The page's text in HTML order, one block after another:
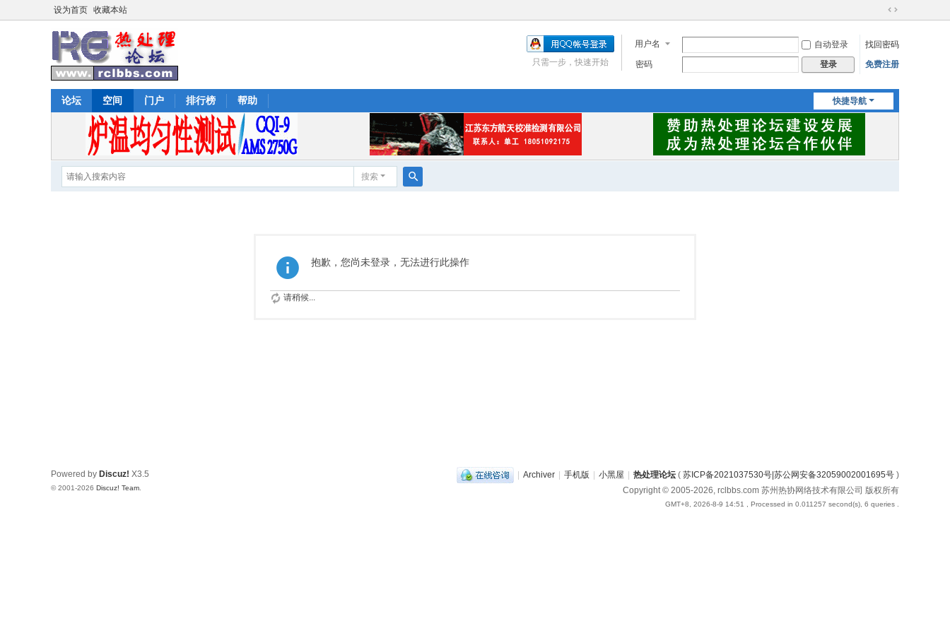
设为首页 收藏本站
切
到
宽
用户名 自动登录
找回密码
密码
登录 免费注册
只需一步，快速开始
快捷导航
论坛 空间 门户 排行榜 帮助
搜索
抱歉，您尚未登录，无法进行此操作
请稍候...
| Archiver | 手机版 | 小黑屋 | 热处理论坛 ( 苏ICP备2021037530号|苏公网安备32059002001695号 )
Copyright © 2005-2026, rclbbs.com 苏州热协网络技术有限公司 版权所有
GMT+8, 2026-8-9 14:51 , Processed in 0.011257 second(s), 6 queries .
Powered by Discuz! X3.5
© 2001-2026 Discuz! Team